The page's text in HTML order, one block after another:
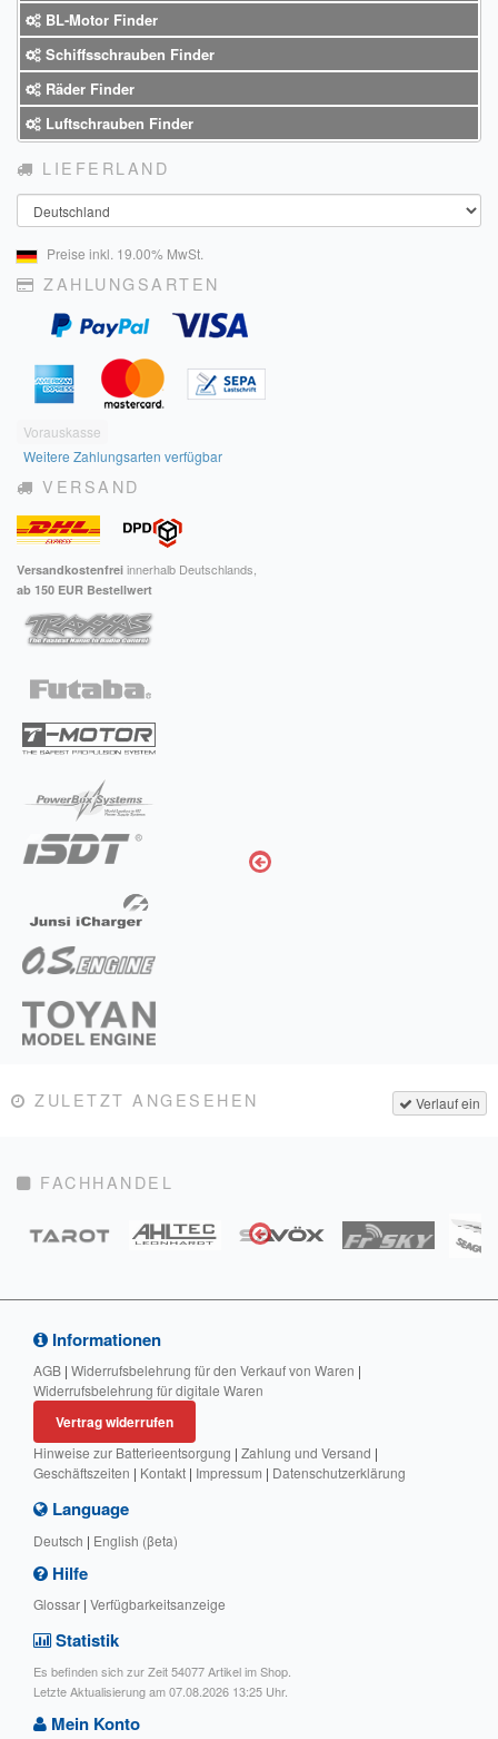
KONTAKT
MEIN KONTO
WARENKORB
BL-Motor Finder
Schiffsschrauben Finder
Räder Finder
Luftschrauben Finder
LIEFERLAND
Land
Preise inkl. 19.00% MwSt.
ZAHLUNGSARTEN
Vorauskasse
Weitere Zahlungsarten verfügbar
VERSAND
Versandkostenfrei innerhalb Deutschlands,
ab 150 EUR Bestellwert
Verlauf ein
ZULETZT ANGESEHEN
FACHHANDEL
Informationen
AGB | Widerrufsbelehrung für den Verkauf von Waren |
Widerrufsbelehrung für digitale Waren
Vertrag widerrufen
Hinweise zur Batterieentsorgung | Zahlung und Versand |
Geschäftszeiten | Kontakt | Impressum | Datenschutzerklärung
Language
Deutsch | English (βeta)
Hilfe
Glossar | Verfügbarkeitsanzeige
Statistik
Es befinden sich zur Zeit 54077 Artikel im Shop.
Letzte Aktualisierung am 07.08.2026 13:25 Uhr.
Mein Konto